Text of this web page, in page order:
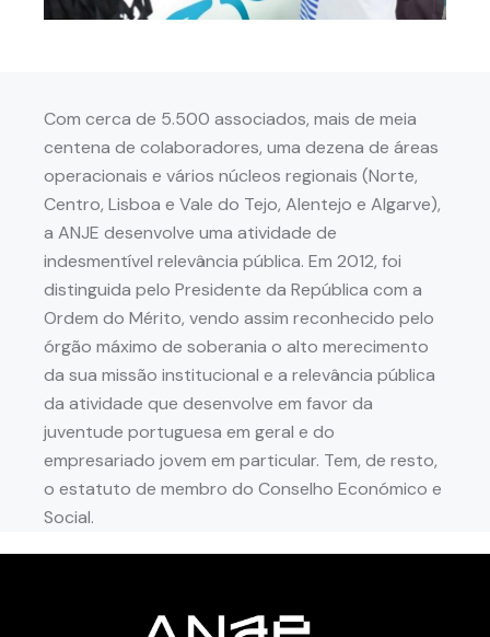
Com cerca de 5.500 associados, mais de meia
centena de colaboradores, uma dezena de áreas
operacionais e vários núcleos regionais (Norte,
Centro, Lisboa e Vale do Tejo, Alentejo e Algarve),
a ANJE desenvolve uma atividade de
indesmentível relevância pública. Em 2012, foi
distinguida pelo Presidente da República com a
Ordem do Mérito, vendo assim reconhecido pelo
órgão máximo de soberania o alto merecimento
da sua missão institucional e a relevância pública
da atividade que desenvolve em favor da
juventude portuguesa em geral e do
empresariado jovem em particular. Tem, de resto,
o estatuto de membro do Conselho Económico e
Social.